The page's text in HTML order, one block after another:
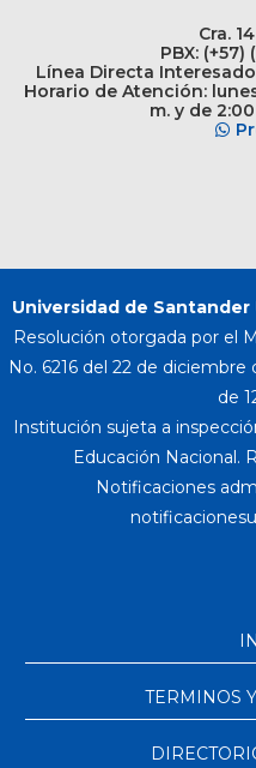
Cra.
PBX:
Línea Directa
Horario de Atención:
m. y de
Universidad de Santander
Resolución otorgada por el
No. 6216 del 22 de
de
Institución sujeta a
Educación Nacional.
Notificaciones
TERMINOS